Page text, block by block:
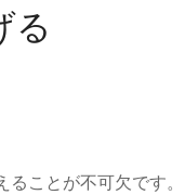
る
ることが不可欠です